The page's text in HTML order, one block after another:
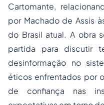
Cartomante,
por Machado de Assis
do Brasil atual. A obra
partida para discutir
desinformação no
éticos enfrentados por
de confiança nas